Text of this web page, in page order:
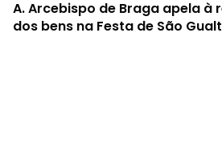
A.Arcebispo de Braga apela à
dos bens na Festa de São